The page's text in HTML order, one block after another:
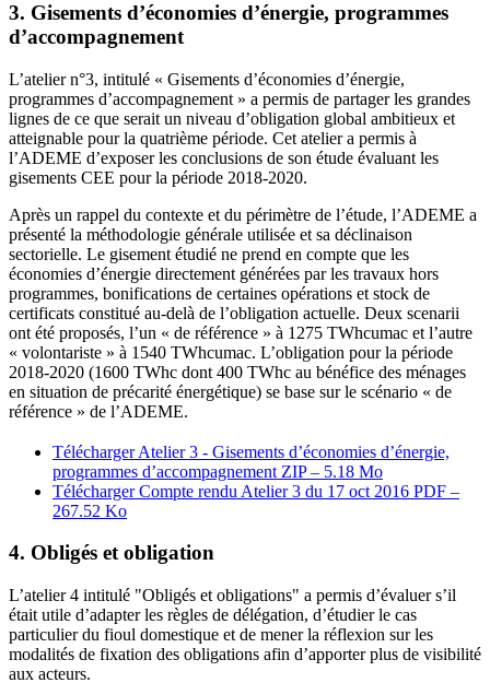
3. Gisements d’économies d’énergie, programmes
d’accompagnement
L’atelier n°3, intitulé « Gisements d’économies d’énergie,
programmes d’accompagnement » a permis de partager les grandes
lignes de ce que serait un niveau d’obligation global ambitieux et
atteignable pour la quatrième période. Cet atelier a permis à
l’ADEME d’exposer les conclusions de son étude évaluant les
gisements CEE pour la période 2018-2020.
Après un rappel du contexte et du périmètre de l’étude, l’ADEME a
présenté la méthodologie générale utilisée et sa déclinaison
sectorielle. Le gisement étudié ne prend en compte que les
économies d’énergie directement générées par les travaux hors
programmes, bonifications de certaines opérations et stock de
certificats constitué au-delà de l’obligation actuelle. Deux scenarii
ont été proposés, l’un « de référence » à 1275 TWhcumac et l’autre
« volontariste » à 1540 TWhcumac. L’obligation pour la période
2018-2020 (1600 TWhc dont 400 TWhc au bénéfice des ménages
en situation de précarité énergétique) se base sur le scénario « de
référence » de l’ADEME.
Télécharger Atelier 3 - Gisements d’économies d’énergie,
programmes d’accompagnement ZIP – 5.18 Mo
Télécharger Compte rendu Atelier 3 du 17 oct 2016 PDF –
267.52 Ko
4. Obligés et obligation
L’atelier 4 intitulé "Obligés et obligations" a permis d’évaluer s’il
était utile d’adapter les règles de délégation, d’étudier le cas
particulier du fioul domestique et de mener la réflexion sur les
modalités de fixation des obligations afin d’apporter plus de visibilité
aux acteurs.